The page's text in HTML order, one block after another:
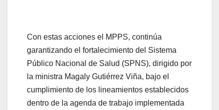
Con estas acciones el MPPS, continúa
garantizando el fortalecimiento del Sistema
Público Nacional de Salud (SPNS), dirigido por
la ministra Magaly Gutiérrez Viña, bajo el
cumplimiento de los lineamientos establecidos
dentro de la agenda de trabajo implementada